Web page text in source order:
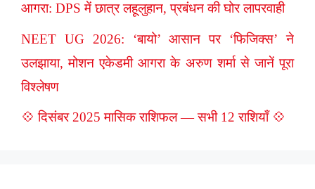
आगरा: DPS में छात्र लहूलुहान, प्रबंधन की घोर लापरवाही
NEET UG 2026: ‘बायो’ आसान पर ‘फिजिक्स’ ने
उलझाया, मोशन एकेडमी आगरा के अरुण शर्मा से जानें पूरा
विश्लेषण
💠 दिसंबर 2025 मासिक राशिफल — सभी 12 राशियाँ 💠